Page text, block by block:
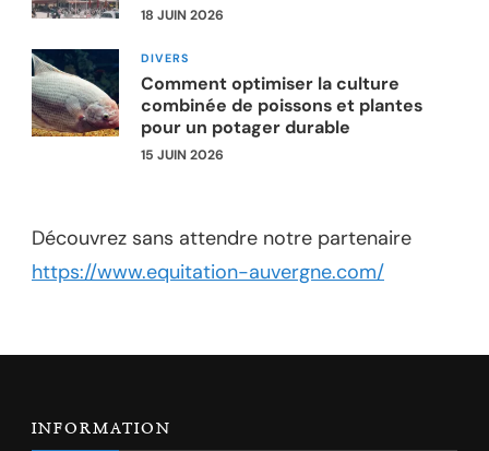
18 JUIN 2026
DIVERS
Comment optimiser la culture
combinée de poissons et plantes
pour un potager durable
15 JUIN 2026
Découvrez sans attendre notre partenaire
https://www.equitation-auvergne.com/
INFORMATION